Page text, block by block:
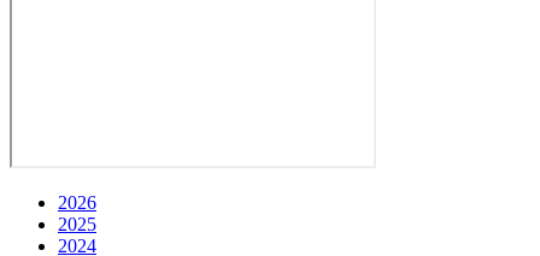
2026
2025
2024